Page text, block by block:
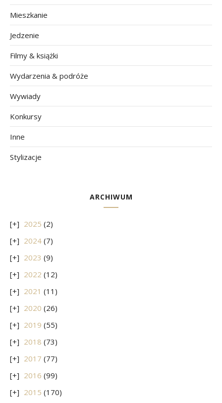
Mieszkanie
Jedzenie
Filmy & książki
Wydarzenia & podróże
Wywiady
Konkursy
Inne
Stylizacje
ARCHIWUM
2025 (2)
2024 (7)
2023 (9)
2022 (12)
2021 (11)
2020 (26)
2019 (55)
2018 (73)
2017 (77)
2016 (99)
2015 (170)